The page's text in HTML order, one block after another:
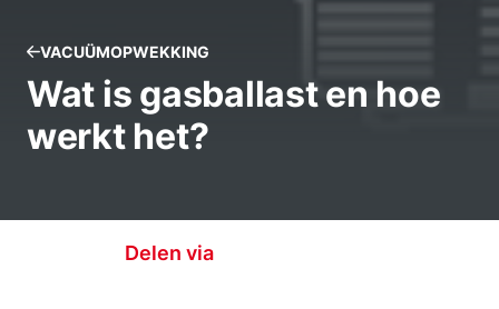
VACUÜMOPWEKKING
Wat is gasballast en hoe
werkt het?
Delen via